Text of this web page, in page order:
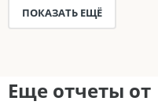
ПОКАЗАТЬ ЕЩЁ
Еще отчеты от